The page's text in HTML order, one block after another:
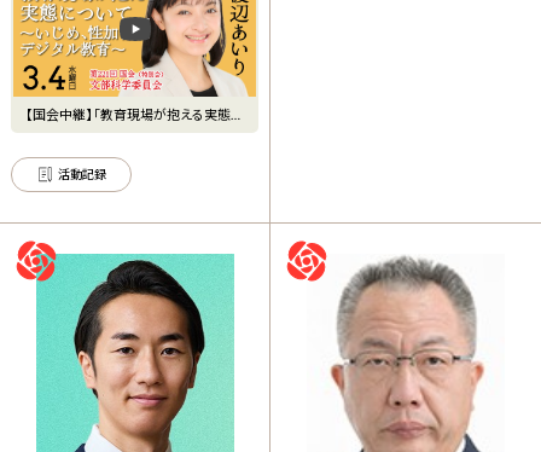
【国会中継】「教育現場が抱える実態に
ついて～いじめ、性加害、
活動記録